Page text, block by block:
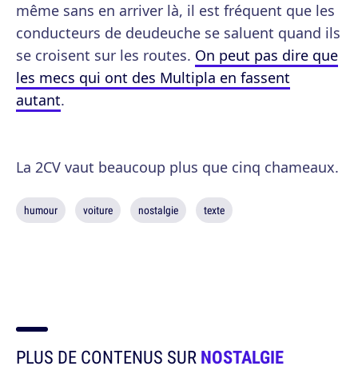
même sans en arriver là, il est fréquent que les
conducteurs de deudeuche se saluent quand ils
se croisent sur les routes. On peut pas dire que
les mecs qui ont des Multipla en fassent
autant.
La 2CV vaut beaucoup plus que cinq chameaux.
humour voiture nostalgie texte
PLUS DE CONTENUS SURNOSTALGIE